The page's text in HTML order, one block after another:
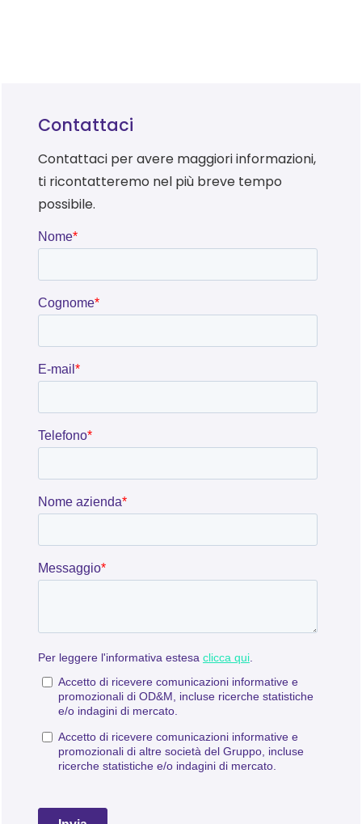
Contattaci
Contattaci per avere maggiori informazioni,
ti ricontatteremo nel più breve tempo
possibile.